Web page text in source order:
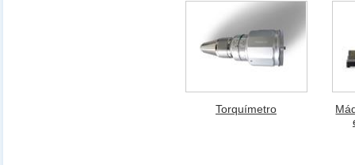
Torquímetro